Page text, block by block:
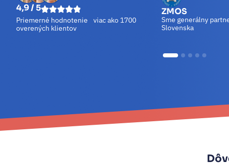
4,9 / 5
Priemerné hodnotenie viac ako 1700
overených klientov
APUMS
Sme partnerom Asociácie prednostov úradov
miestnej samosprávy
ZMOS
Sme generálny
Slovenska